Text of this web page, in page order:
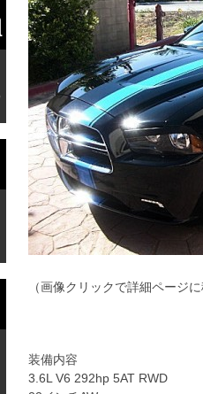
（画像クリックで詳細ページ
装備内容
3.6L V6 292hp 5AT RWD